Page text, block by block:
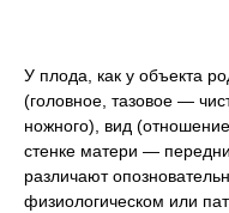
У плода, как у объекта
(головное, тазовое —
ножного), вид
стенке матери —
различают
физиологическом или